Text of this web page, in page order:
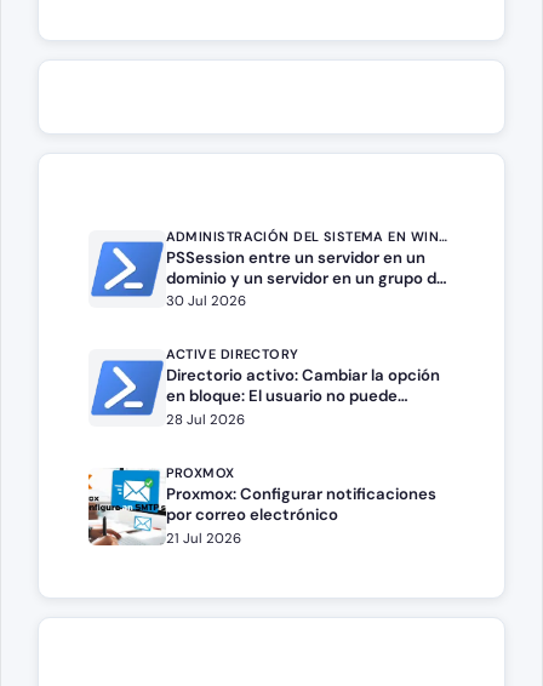
ADMINISTRACIÓN DEL SISTEMA EN WINDOWS SERVER
PSSession entre un servidor en un
dominio y un servidor en un grupo de
trabajo.
30 Jul 2026
ACTIVE DIRECTORY
Directorio activo: Cambiar la opción
en bloque: El usuario no puede
cambiar la contraseña
28 Jul 2026
PROXMOX
Proxmox: Configurar notificaciones
por correo electrónico
21 Jul 2026